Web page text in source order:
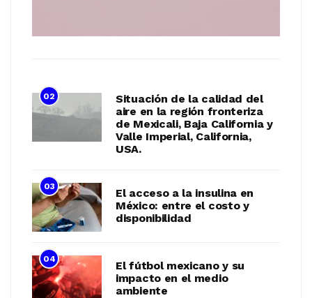
02
Situación de la calidad del
aire en la región fronteriza
de Mexicali, Baja California y
Valle Imperial, California,
USA.
03
El acceso a la insulina en
México: entre el costo y
disponibilidad
04
El fútbol mexicano y su
impacto en el medio
ambiente